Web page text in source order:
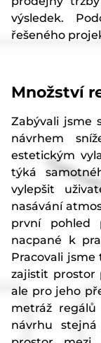
výsledek.
řešeného
Množství
Zabývali jsme
návrhem
estetickým
týká
vylepšit
nasávání
první pohled
nacpané k
Pracovali
zajistit prostor
ale pro jeho
metráž
návrhu